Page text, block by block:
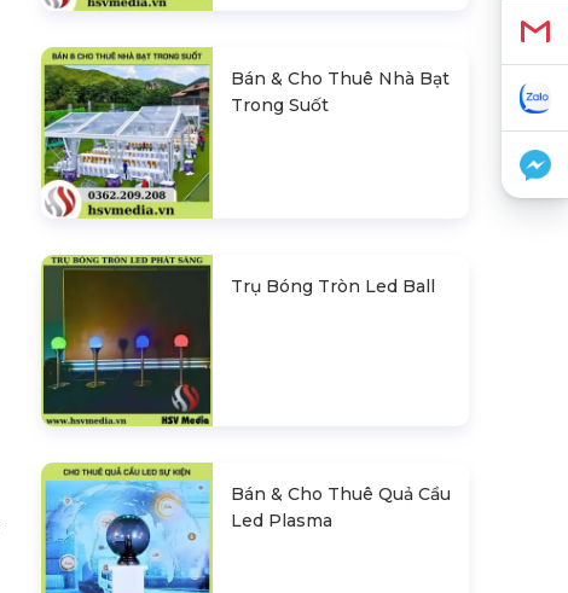
Bán & Cho Thuê Nhà Bạt
Trong Suốt
Trụ Bóng Tròn Led Ball
Bán & Cho Thuê Quả Cầu
Led Plasma